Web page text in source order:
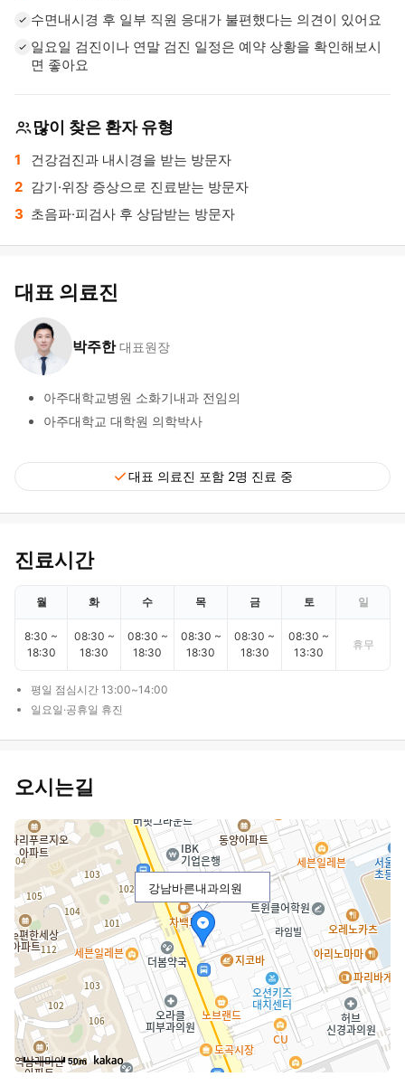
수면내시경 후 일부 직원 응대가 불편했다는 의견이 있어요
일요일 검진이나 연말 검진 일정은 예약 상황을 확인해보시
면 좋아요
많이 찾은 환자 유형
건강검진과 내시경을 받는 방문자
감기·위장 증상으로 진료받는 방문자
초음파·피검사 후 상담받는 방문자
대표 의료진
박주한 대표원장
아주대학교병원 소화기내과 전임의
아주대학교 대학원 의학박사
check대표 의료진 포함 2명 진료 중
진료시간
월 화 수 목 금 토 일
8:30 ~
18:30
08:30 ~
18:30
08:30 ~
18:30
08:30 ~
18:30
08:30 ~
18:30
08:30 ~
13:30
휴무
평일 점심시간 13:00~14:00
일요일·공휴일 휴진
오시는길
강남바른내과의원
50m